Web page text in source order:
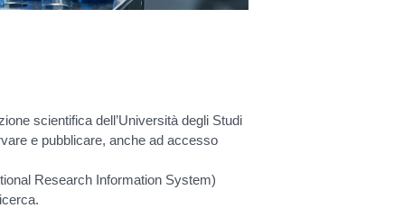
scientifica dell’Università degli Studi
e pubblicare, anche ad accesso
Research Information System)